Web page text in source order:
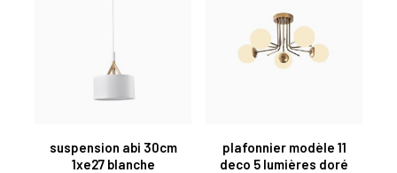
suspension abi 30cm
1xe27 blanche
plafonnier modèle 11
deco 5 lumières doré